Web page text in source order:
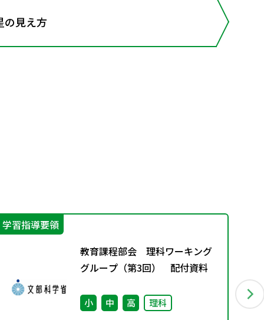
見え方
学習指導要領
教育課程部会 理科ワーキング
グループ（第3回） 配付資料
小 中 高 理科